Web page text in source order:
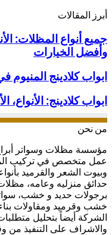
أبرز المقالات
جميع
أنواع
المظلات:
الأنواع
والاستخدامات
والمميزات
وأفضل
الخيارات
جميع أنواع المظلات:
وأفضل الخيارات
ابواب
كلادينج
المنيوم
في
الرياض
ابواب كلادينج المنيوم
ابواب
كلادينج:
الأنواع،
الأسعار،
والمواصفات
ابواب كلادينج: الأنواع،
من نحن
مؤسسة مظلات وسواتر
عمل متخصص في تركيب
وبيوت الشعر والقرميد
حدائق منزليه وعامه،
برجولات حديد و خشب،
خشب وقرميد ومقاولات
الشركة أيضاً بتحليل
والاشراف على التنفيذ من